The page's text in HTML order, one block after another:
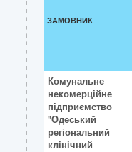
ЗАМОВНИК
Комунальне
некомерційне
підприємство
"Одеський
регіональний
клінічний